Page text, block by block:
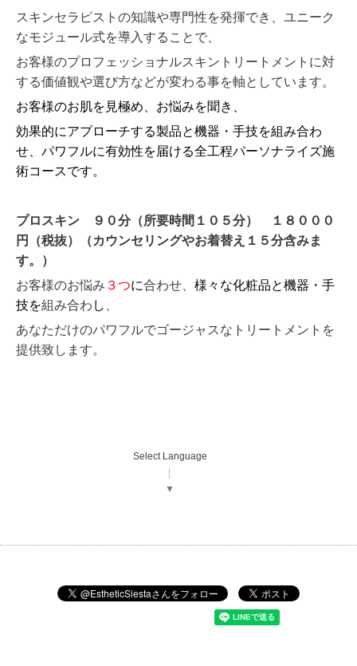
スキンセラピストの知識や専門性を発揮でき、ユニーク
なモジュール式を導入することで、
お客様のプロフェッショナルスキントリートメントに対
する価値観や選び方などが変わる事を軸としています。
お客様のお肌を見極め、お悩みを聞き、
効果的にアプローチする製品と機器・手技を組み合わ
せ、パワフルに有効性を届ける全工程パーソナライズ施
術コースです。
プロスキン ９０分（所要時間１０５分） １８０００
円（税抜）（カウンセリングやお着替え１５分含みま
す。）
お客様のお悩み ３つに合わせ、 様々な化粧品と機器・手
技を組み合わ し
あなただけのパワフルでゴージャスなトリートメントを
提供致します。
Select Language
▼